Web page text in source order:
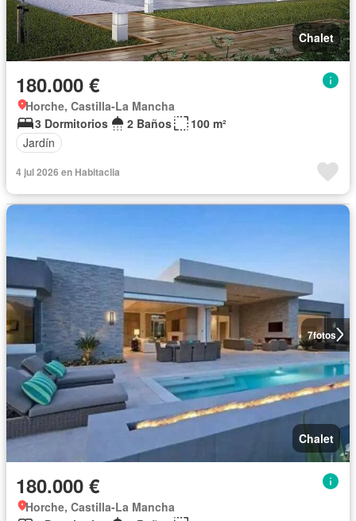
Chalet
180.000 €
Horche, Castilla-La Mancha
3 Dormitorios
2 Baños
100 m²
Jardín
4 jul 2026 en Habitaclia
7fotos
Chalet
180.000 €
Horche, Castilla-La Mancha